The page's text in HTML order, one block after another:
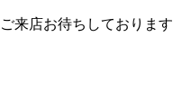
ご来店お待ちしております